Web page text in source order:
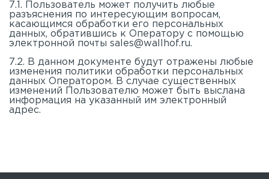
7.1. Пользователь может получить любые
разъяснения по интересующим вопросам,
касающимся обработки его персональных
данных, обратившись к Оператору с помощью
электронной почты sales@wallhof.ru.
7.2. В данном документе будут отражены любые
изменения политики обработки персональных
данных Оператором. В случае существенных
изменений Пользователю может быть выслана
информация на указанный им электронный
адрес.